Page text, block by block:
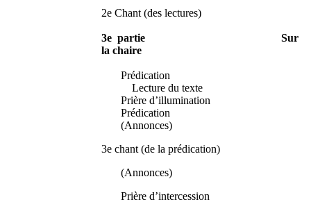
2e Chant (des lectures)
3e partie Sur
la chaire
Prédication
Lecture du texte
Prière d’illumination
Prédication
(Annonces)
3e chant (de la prédication)
(Annonces)
Prière d’intercession